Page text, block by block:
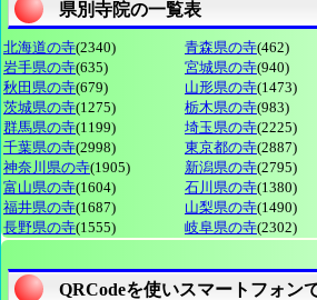
県別寺院の一覧表
北海道の寺(2340) 青森県の寺(462)
岩手県の寺(635) 宮城県の寺(940)
秋田県の寺(679) 山形県の寺(1473)
茨城県の寺(1275) 栃木県の寺(983)
群馬県の寺(1199) 埼玉県の寺(2225)
千葉県の寺(2998) 東京都の寺(2887)
神奈川県の寺(1905) 新潟県の寺(2795)
富山県の寺(1604) 石川県の寺(1380)
福井県の寺(1687) 山梨県の寺(1490)
長野県の寺(1555) 岐阜県の寺(2302)
QRCodeを使いスマートフォン